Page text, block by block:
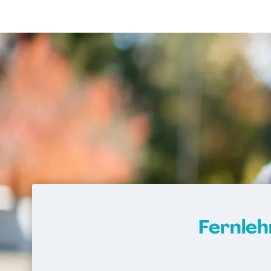
Marketing- und Vertriebsmanager*in
Mathematik kompakt
Messtechnik für
Operatives Controlling kompakt
Organisationsentwickler*in
Personalführung und -entwicklung
Personalmanagement kompakt
Programmieren in C/C++ kompakt
Projektmanagement kompakt
Prozessmanager*in digitale Methoden
Referent*in Interkulturelle
Referent*in International Business